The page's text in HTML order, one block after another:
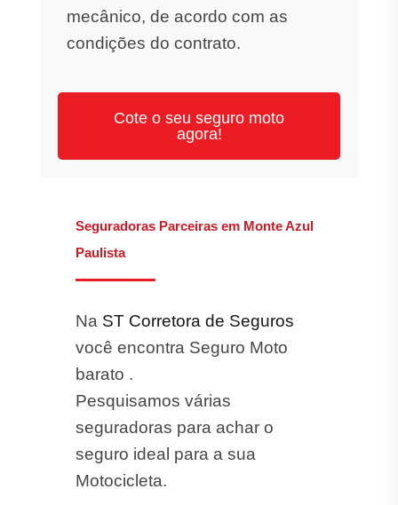
mecânico, de acordo com as
condições do contrato.
Cote o seu seguro moto
agora!
Seguradoras Parceiras em Monte Azul
Paulista
Na ST Corretora de Seguros
você encontra Seguro Moto
barato .
Pesquisamos várias
seguradoras para achar o
seguro ideal para a sua
Motocicleta.